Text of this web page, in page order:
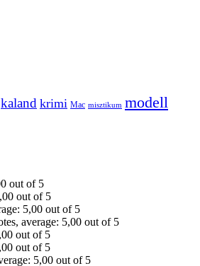
kaland krimi Mac misztikum modell